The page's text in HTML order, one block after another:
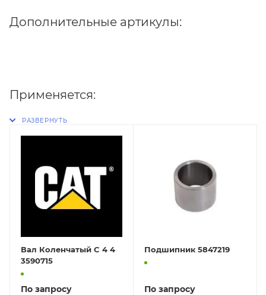
Дополнительные артикулы:
Применяется:
Вал Коленчатый C 4 4
3590715
По запросу
Подшипник 5847219
По запросу